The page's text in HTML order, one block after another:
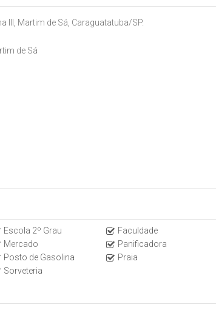
Martim de Sá, Caraguatatuba/SP.
de Sá
presenciais ou virtuais!
Escola 2º Grau
Faculdade
Mercado
Panificadora
Posto de Gasolina
Praia
Sorveteria